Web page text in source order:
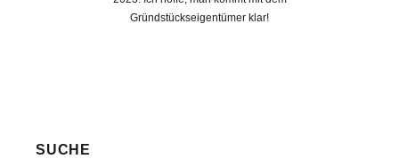
Gründstückseigentümer klar!
SUCHE